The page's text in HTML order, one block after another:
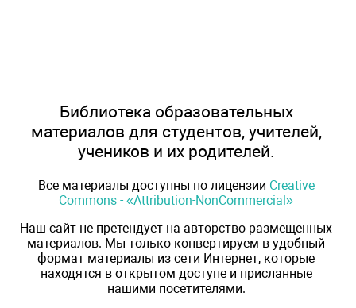
Библиотека образовательных
материалов для студентов, учителей,
учеников и их родителей.
Все материалы доступны по лицензии Creative
Commons - «Attribution-NonCommercial»
Наш сайт не претендует на авторство размещенных
материалов. Мы только конвертируем в удобный
формат материалы из сети Интернет, которые
находятся в открытом доступе и присланные
нашими посетителями.